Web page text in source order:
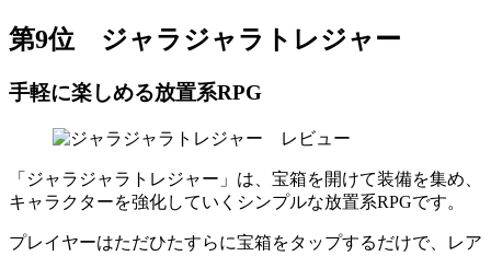
第9位 ジャラジャラトレジャー
手軽に楽しめる放置系RPG
「ジャラジャラトレジャー」は、宝箱を開けて装備を集め、
キャラクターを強化していくシンプルな放置系RPGです。
プレイヤーはただひたすらに宝箱をタップするだけで、レア